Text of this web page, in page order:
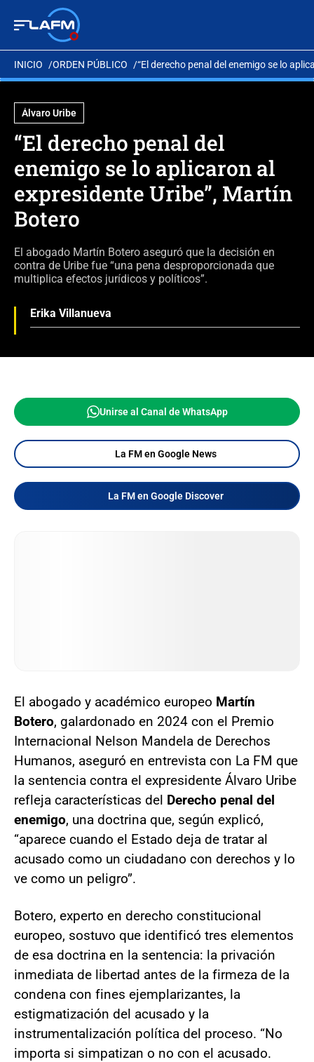
INICIO ORDEN PÚBLICO “El derecho penal del enemigo se lo
Álvaro Uribe
“El derecho penal del
enemigo se lo aplicaron al
expresidente Uribe”, Martín
Botero
El abogado Martín Botero aseguró que la decisión en
contra de Uribe fue “una pena desproporcionada que
multiplica efectos jurídicos y políticos”.
Erika Villanueva
Unirse al Canal de WhatsApp
La FM en Google News
La FM en Google Discover
El abogado y académico europeo Martín
Botero, galardonado en 2024 con el Premio
Internacional Nelson Mandela de Derechos
Humanos, aseguró en entrevista con La FM que
la sentencia contra el expresidente Álvaro Uribe
refleja características del Derecho penal del
enemigo, una doctrina que, según explicó,
“aparece cuando el Estado deja de tratar al
acusado como un ciudadano con derechos y lo
ve como un peligro”.
Botero, experto en derecho constitucional
europeo, sostuvo que identificó tres elementos
de esa doctrina en la sentencia: la privación
inmediata de libertad antes de la firmeza de la
condena con fines ejemplarizantes, la
estigmatización del acusado y la
instrumentalización política del proceso. “No
importa si simpatizan o no con el acusado.